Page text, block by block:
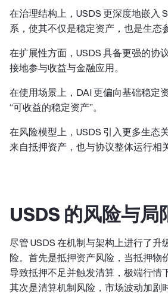
在治理结构上，USDS 更深度地嵌入
系，使其不仅是稳定资产，也是生态
在扩展性方面，USDS 具备更强的协
接地参与收益与金融应用。
在使用场景上，DAI 更偏向基础稳定
“可收益的稳定资产”。
在风险模型上，USDS 引入更多生态
来自抵押资产，也与协议整体运行相关
USDS 的风险与局
尽管 USDS 在机制与架构上进行了升
险。首先是抵押资产风险，当抵押物
导致抵押不足并触发清算，极端行情
其次是清算机制风险，市场波动加剧